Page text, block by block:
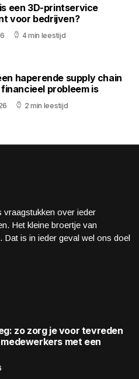
een 3D-printservice
voor bedrijven?
4 min leestijd
haperende supply chain
probleem is
2 min leestijd
vraagstukken over ieder
Het kleine broertje van
Dat is in ieder geval wel ons doel
zo zorg je voor tevreden
met een